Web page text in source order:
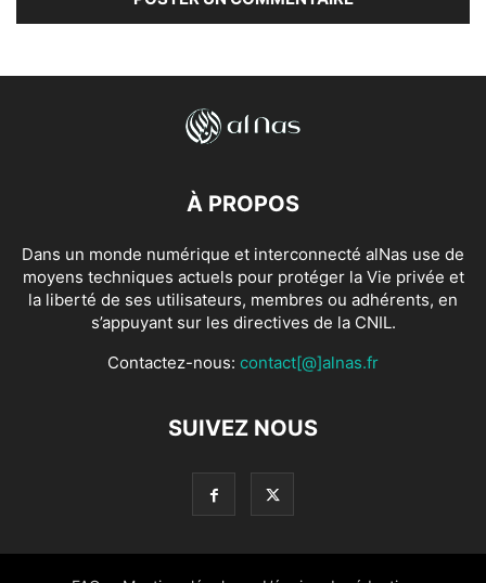
À PROPOS
Dans un monde numérique et interconnecté alNas use de
moyens techniques actuels pour protéger la Vie privée et
la liberté de ses utilisateurs, membres ou adhérents, en
s’appuyant sur les directives de la CNIL.
Contactez-nous: contact[@]alnas.fr
SUIVEZ NOUS